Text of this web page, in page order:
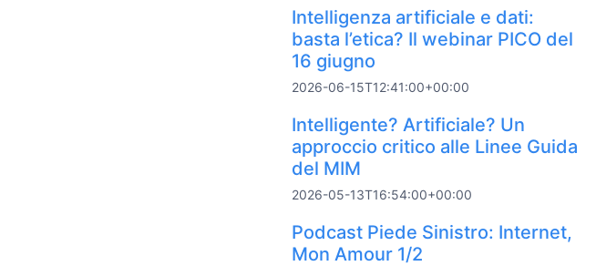
Intelligenza artificiale e dati:
basta l’etica? Il webinar PICO del
16 giugno
2026-06-15T12:41:00+00:00
Intelligente? Artificiale? Un
approccio critico alle Linee Guida
del MIM
2026-05-13T16:54:00+00:00
Podcast Piede Sinistro: Internet,
Mon Amour 1/2